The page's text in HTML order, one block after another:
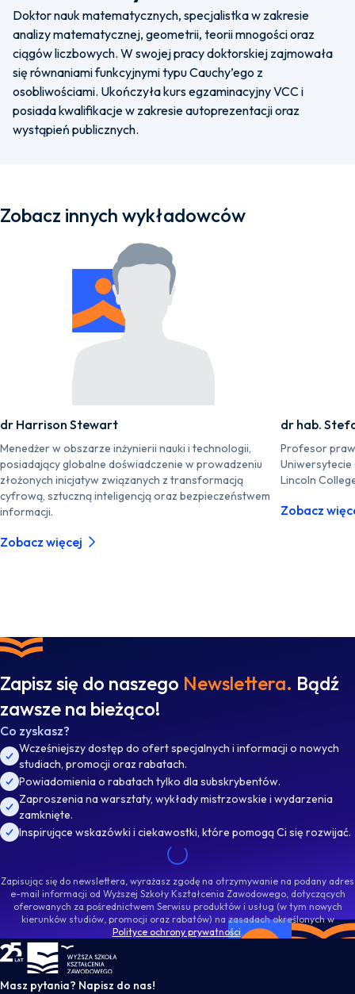
Doktor nauk matematycznych, specjalistka w zakresie
analizy matematycznej, geometrii, teorii mnogości oraz
ciągów liczbowych. W swojej pracy doktorskiej zajmowała
się równaniami funkcyjnymi typu Cauchy’ego z
osobliwościami. Ukończyła kurs egzaminacyjny VCC i
posiada kwalifikacje w zakresie autoprezentacji oraz
wystąpień publicznych.
Zobacz innych wykładowców
dr Harrison Stewart
Menedżer w obszarze inżynierii nauki i technologii,
posiadający globalne doświadczenie w prowadzeniu
złożonych inicjatyw związanych z transformacją
cyfrową, sztuczną inteligencją oraz bezpieczeństwem
informacji.
Zobacz więcej
dr hab.
Profesor
Lincoln
Zobacz
Zapisz się do naszego Newslettera. Bądź
zawsze na bieżąco!
Co zyskasz?
Wcześniejszy dostęp do ofert specjalnych i informacji o nowych
studiach, promocji oraz rabatach.
Powiadomienia o rabatach tylko dla subskrybentów.
Zaproszenia na warsztaty, wykłady mistrzowskie i wydarzenia
zamknięte.
Inspirujące wskazówki i ciekawostki, które pomogą Ci się rozwijać.
Zapisując się do newslettera, wyrażasz zgodę na otrzymywanie na podany adres
e-mail informacji od Wyższej Szkoły Kształcenia Zawodowego, dotyczących
oferowanych za pośrednictwem Serwisu produktów i usług (w tym nowych
kierunków studiów, promocji oraz rabatów) na zasadach określonych w
Polityce ochrony prywatności.
WSKZ - strona główna
Masz pytania? Napisz do nas!